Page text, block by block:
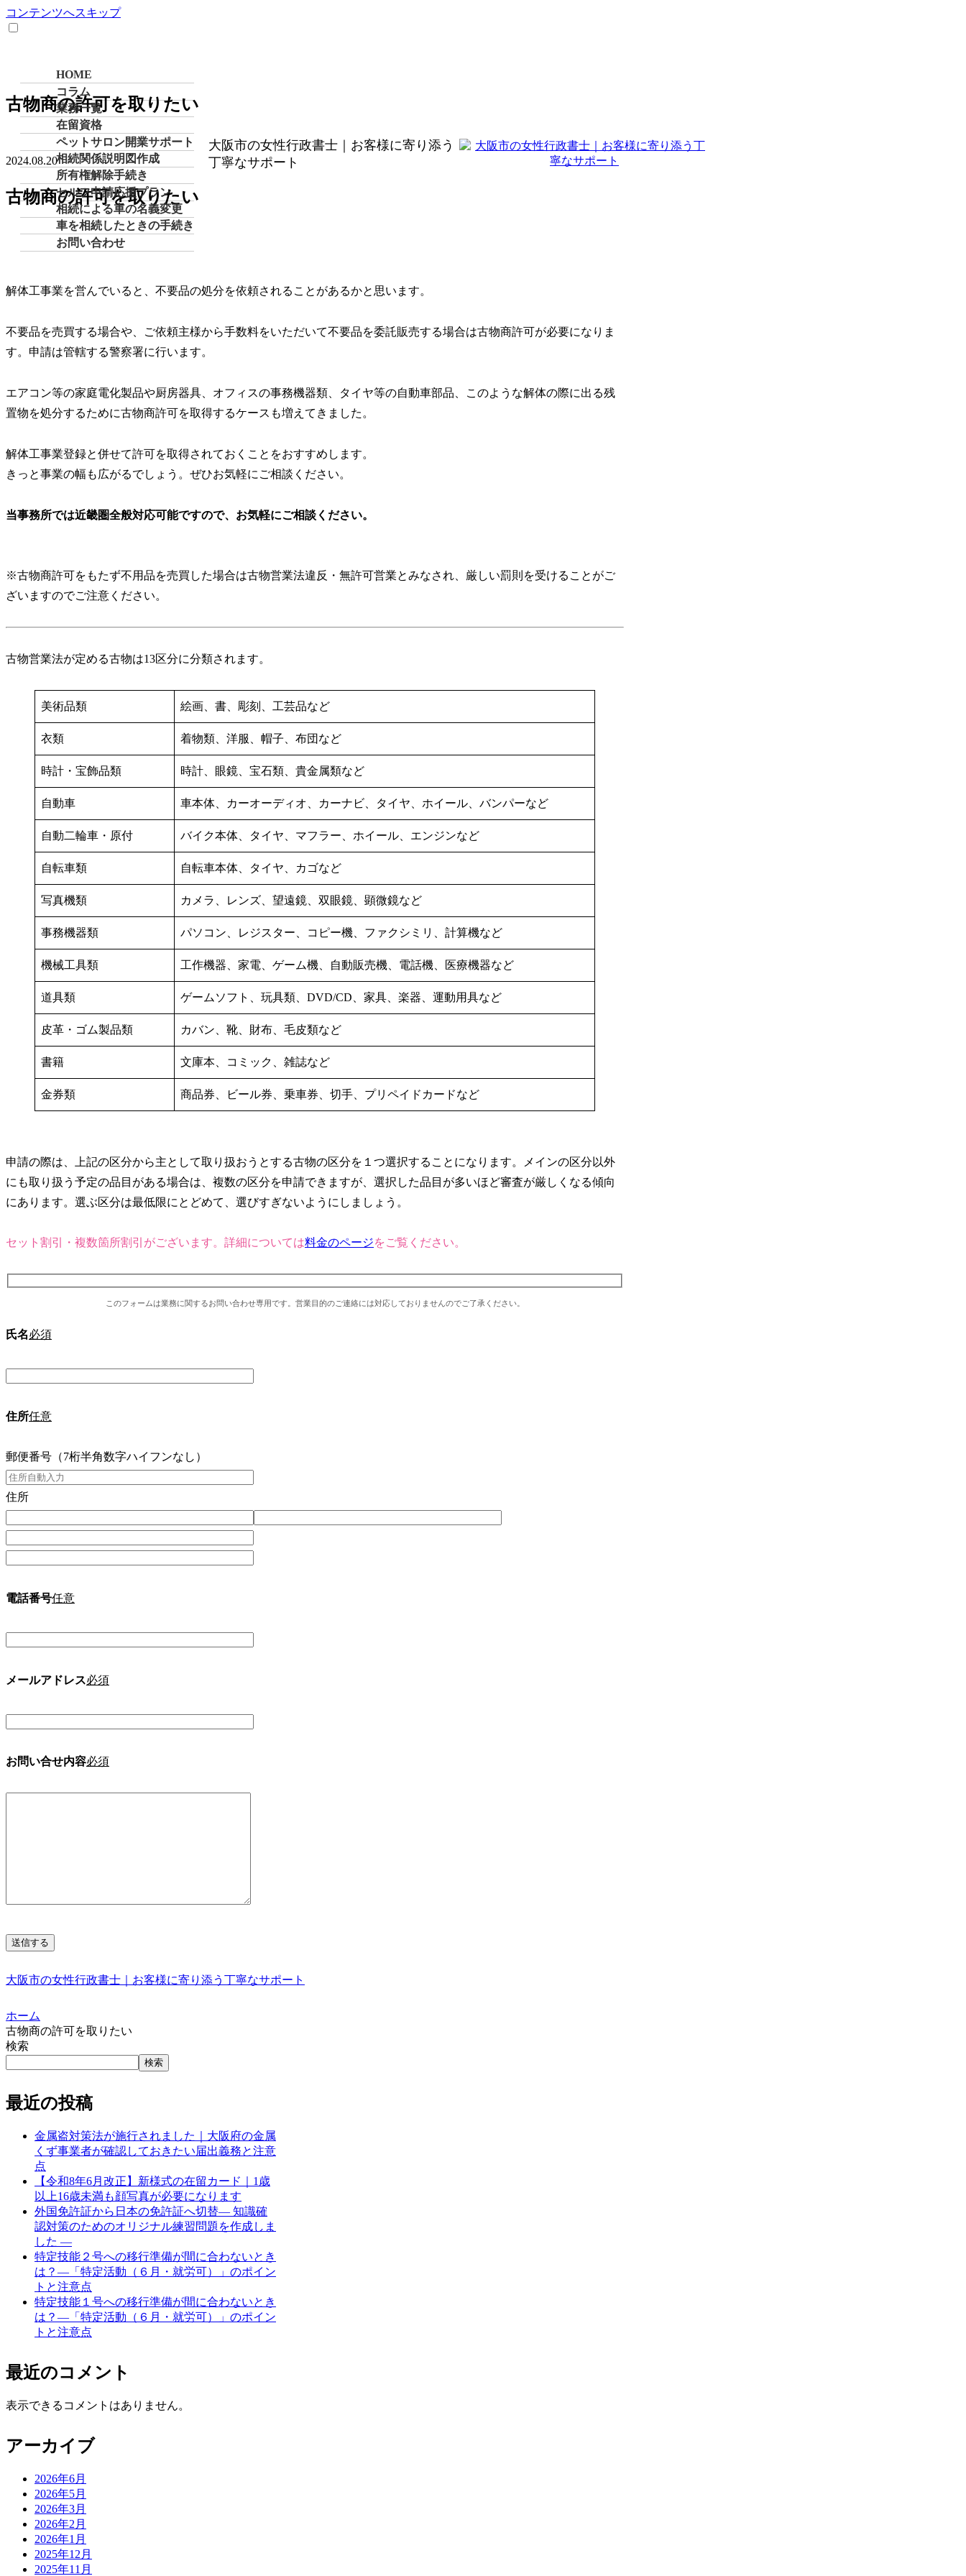
コンテンツへスキップ
HOME
コラム
業務一覧
在留資格
ペットサロン開業サポート
相続関係説明図作成
所有権解除手続き
セルフ申請応援プラン
相続による車の名義変更
車を相続したときの手続き
お問い合わせ
大阪市の女性行政書士｜お客様に寄り添う
丁寧なサポート
古物商の許可を取りたい
2024.08.20
古物商の許可を取りたい
解体工事業を営んでいると、不要品の処分を依頼されることがあるかと思います。
不要品を売買する場合や、ご依頼主様から手数料をいただいて不要品を委託販売する場合は古物商許可が必要になりま
す。申請は管轄する警察署に行います。
エアコン等の家庭電化製品や厨房器具、オフィスの事務機器類、タイヤ等の自動車部品、このような解体の際に出る残
置物を処分するために古物商許可を取得するケースも増えてきました。
解体工事業登録と併せて許可を取得されておくことをおすすめします。
きっと事業の幅も広がるでしょう。ぜひお気軽にご相談ください。
当事務所では近畿圏全般対応可能ですので、お気軽にご相談ください。
※古物商許可をもたず不用品を売買した場合は古物営業法違反・無許可営業とみなされ、厳しい罰則を受けることがご
ざいますのでご注意ください。
古物営業法が定める古物は13区分に分類されます。
美術品類 絵画、書、彫刻、工芸品など
衣類 着物類、洋服、帽子、布団など
時計・宝飾品類 時計、眼鏡、宝石類、貴金属類など
自動車 車本体、カーオーディオ、カーナビ、タイヤ、ホイール、バンパーなど
自動二輪車・原付 バイク本体、タイヤ、マフラー、ホイール、エンジンなど
自転車類 自転車本体、タイヤ、カゴなど
写真機類 カメラ、レンズ、望遠鏡、双眼鏡、顕微鏡など
事務機器類 パソコン、レジスター、コピー機、ファクシミリ、計算機など
機械工具類 工作機器、家電、ゲーム機、自動販売機、電話機、医療機器など
道具類 ゲームソフト、玩具類、DVD/CD、家具、楽器、運動用具など
皮革・ゴム製品類 カバン、靴、財布、毛皮類など
書籍 文庫本、コミック、雑誌など
金券類 商品券、ビール券、乗車券、切手、プリペイドカードなど
申請の際は、上記の区分から主として取り扱おうとする古物の区分を１つ選択することになります。メインの区分以外
にも取り扱う予定の品目がある場合は、複数の区分を申請できますが、選択した品目が多いほど審査が厳しくなる傾向
にあります。選ぶ区分は最低限にとどめて、選びすぎないようにしましょう。
セット割引・複数箇所割引がございます。詳細については料金のページをご覧ください。
このフォームは業務に関するお問い合わせ専用です。営業目的のご連絡には対応しておりませんのでご了承ください。
氏名必須
住所任意
郵便番号（7桁半角数字ハイフンなし）
住所
電話番号任意
メールアドレス必須
お問い合せ内容必須
大阪市の女性行政書士｜お客様に寄り添う丁寧なサポート
ホーム
古物商の許可を取りたい
検索
検索
最近の投稿
金属盗対策法が施行されました｜大阪府の金属
くず事業者が確認しておきたい届出義務と注意
点
【令和8年6月改正】新様式の在留カード｜1歳
以上16歳未満も顔写真が必要になります
外国免許証から日本の免許証へ切替― 知識確
認対策のためのオリジナル練習問題を作成しま
した ―
特定技能２号への移行準備が間に合わないとき
は？―「特定活動（６月・就労可）」のポイン
トと注意点
特定技能１号への移行準備が間に合わないとき
は？―「特定活動（６月・就労可）」のポイン
トと注意点
最近のコメント
表示できるコメントはありません。
アーカイブ
2026年6月
2026年5月
2026年3月
2026年2月
2026年1月
2025年12月
2025年11月